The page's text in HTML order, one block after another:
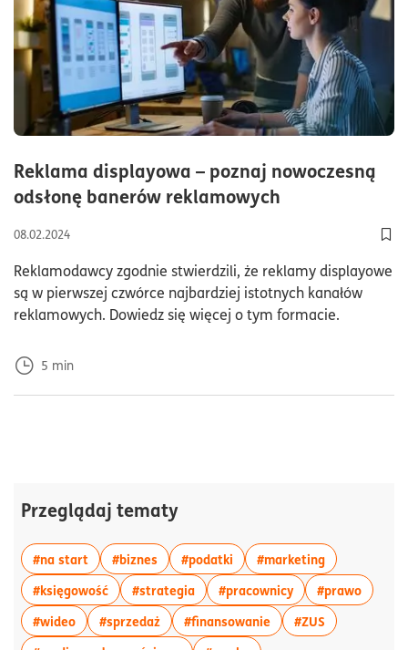
Reklama displayowa – poznaj nowoczesną
odsłonę banerów reklamowych
08.02.2024
Reklamodawcy zgodnie stwierdzili, że reklamy displayowe
są w pierwszej czwórce najbardziej istotnych kanałów
reklamowych. Dowiedz się więcej o tym formacie.
5 min
Przeglądaj tematy
#na startwięcej artykułów z tagiem:#na start
#bizneswięcej artykułów z tagiem:#biznes
#podatki więcej artykułów z
#marketingwięcej
#księgowośćwięcej artykułów z tagiem:#księgowość
#strategiawięcej artykułów z
#pracownicywięcej artykułów
#prawowięcej
#wideowięcej artykułów z tagiem:#wideo
#sprzedażwięcej artykułów z tagiem:#sprzedaż
#finansowaniewięcej artykułów z
#ZUS więcej